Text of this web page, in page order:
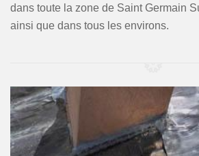
dans toute la zone de Saint Germain
ainsi que dans tous les environs.